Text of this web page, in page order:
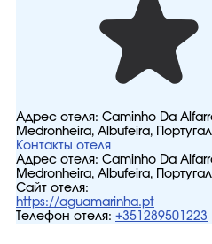
Адрес отеля: Caminho Da
Medronheira, Albufeira,
Контакты отеля
Адрес отеля: Caminho Da
Medronheira, Albufeira,
Сайт отеля:
https://aguamarinha.pt
Телефон отеля: +351289501223